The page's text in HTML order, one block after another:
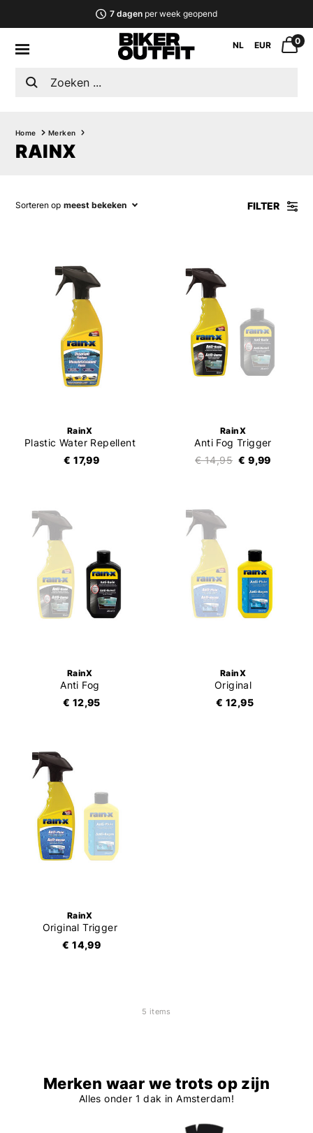
7 dagenper week geopend
NL EUR 0
Home Merken
RAINX
Sorteren op meest bekeken FILTER
RainX
Plastic Water Repellent
€ 17,99
RainX
Anti Fog Trigger
€ 14,95 € 9,99
RainX
Anti Fog
€ 12,95
RainX
Original
€ 12,95
RainX
Original Trigger
€ 14,99
5 items
Merken waar we trots op zijn
Alles onder 1 dak in Amsterdam!